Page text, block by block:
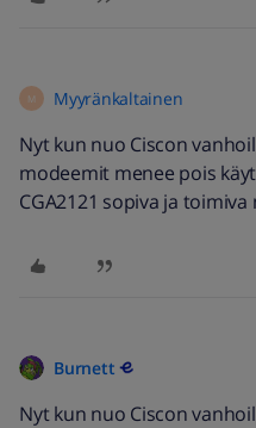
M Myyränkaltainen
Nyt kun nuo Ciscon
modeemit menee pois
CGA2121 sopiva ja
Burnett
Nyt kun nuo Ciscon